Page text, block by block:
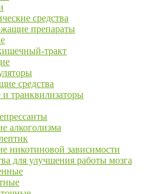
средства
препараты
тракт
средства
транквилизаторы
алкоголизма
никотиновой зависимости
для улучшения работы мозга